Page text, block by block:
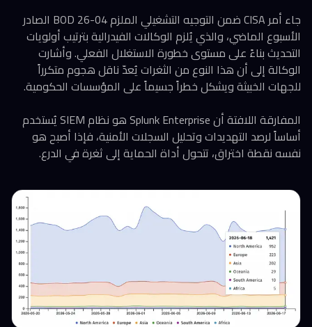
جاء أمر CISA ضمن التوجيه التشغيلي الملزم BOD 26-04 الصادر
الأسبوع الماضي، والذي يُلزم الوكالات الفيدرالية بترتيب أولويات
التحديث بناءً على مستوى خطورة الاستغلال الفعلي. وأشارت
الوكالة إلى أن هذا النوع من الثغرات يُعدّ ناقل هجوم متكرراً
للجهات الخبيثة ويشكل خطراً جسيماً على المؤسسات الحكومية.
المفارقة اللافتة أن Splunk Enterprise هو نظام SIEM يُستخدم
أساساً لرصد التهديدات وتحليل السجلات الأمنية، فإذا أصبح هو
نفسه نقطة اختراق، تتحول أداة الحماية إلى ثغرة في الدرع.